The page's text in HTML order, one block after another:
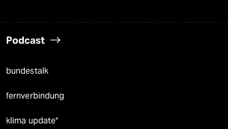
Podcast
bundestalk
fernverbindung
klima update°